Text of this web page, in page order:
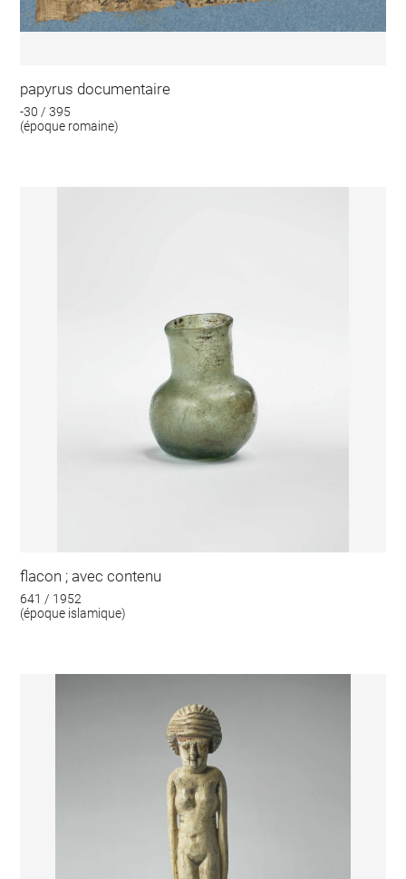
papyrus documentaire
-30 / 395
(époque romaine)
flacon ; avec contenu
641 / 1952
(époque islamique)